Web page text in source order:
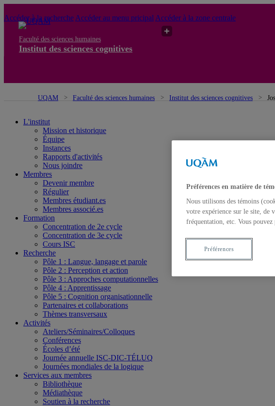
Accéder à la recherche Accéder au menu pricipal Accéder à la zone centrale
Faculté des sciences humaines
Institut des sciences cognitives
UQAM Faculté des sciences humaines Institut des sciences cognitives
L'institut
Mission et historique
Équipe
Instances
Rapports d'activités
Nous joindre
Membres
Devenir membre
Régulier
Membres étudiant.es
Membres associé.es
Formation
Concentration de 2e cycle
Concentration de 3e cycle
Cours ISC
Recherche
Pôle 1 : Langue, langage et parole
Pôle 2 : Perception et action
Pôle 3 : Approches computationnelles
Pôle 4 : Apprentissage
Pôle 5 : Cognition organisationnelle
Partenaires et collaborations
Thèmes transversaux
Activités
Ateliers/Séminaires/Colloques
Conférences
Écoles d’été
Journée annuelle ISC-DIC-TÉLUQ
Journées mondiales de la logique
Services aux membres
Bibliothèque
Médiathèque
Soutien à la recherche
Préférences en matière de
Nous utilisons des témoins
votre expérience sur le site, de
fréquentation, etc. Vous pouvez
Préférences